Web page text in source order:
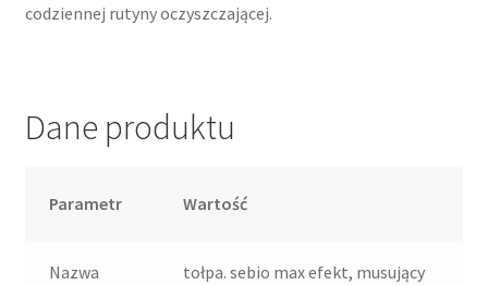
codziennej rutyny oczyszczającej.
Dane produktu
Parametr Wartość
Nazwa
tołpa. sebio max efekt, musujący